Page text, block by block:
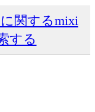
関するmixi
する